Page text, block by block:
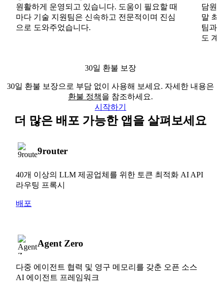
원활하게 운영되고 있습니다. 도움이 필요할 때
마다 기술 지원팀은 신속하고 전문적이며 진심
으로 도와주었습니다.
담원
말
팀과
도
30일 환불 보장
30일 환불 보장으로 부담 없이 사용해 보세요. 자세한 내용은
환불 정책을 참조하세요.
시작하기
더 많은 배포 가능한 앱을 살펴보세요
9router
40개 이상의 LLM 제공업체를 위한 토큰 최적화 AI API
라우팅 프록시
배포
Agent Zero
다중 에이전트 협력 및 영구 메모리를 갖춘 오픈 소스
AI 에이전트 프레임워크